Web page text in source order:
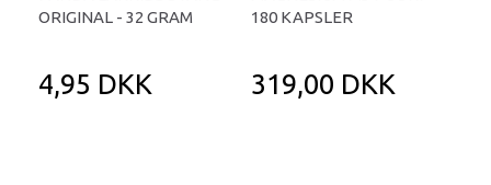
ORIGINAL - 32 GRAM
4,95 DKK
180 KAPSLER
319,00 DKK